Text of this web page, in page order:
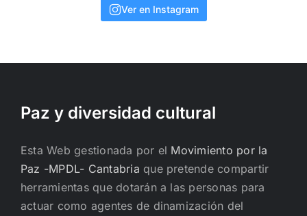
Ver en Instagram
Paz y diversidad cultural
Esta Web gestionada por el Movimiento por la
Paz -MPDL- Cantabria que pretende compartir
herramientas que dotarán a las personas para
actuar como agentes de dinamización del